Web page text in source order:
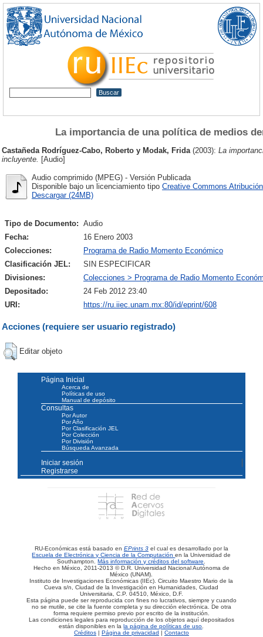
La importancia de una política de medios
Castañeda Rodríguez-Cabo, Roberto y Modak, Frida (2003): La
incluyente.
[Audio]
Audio comprimido (MPEG) - Versión Publicada
Disponible bajo un licenciamiento tipo Creative Commons
Descargar (24MB)
Tipo de Documento: Audio
Fecha:
16 Enero 2003
Colecciones:
Programa de Radio Momento Económico
Clasificación JEL:
SIN ESPECIFICAR
Divisiones:
Colecciones > Programa de Radio Momento
Depositado:
24 Feb 2012 23:40
URI:
https://ru.iiec.unam.mx:80/id/eprint/608
Acciones (requiere ser usuario registrado)
Editar objeto
Página Inicial
Acerca de
Políticas de uso
Manual de depósito
Consultas
Por Autor
Por Año
Por Clasificación JEL
Por Colección
Por División
Búsqueda Avanzada
Iniciar sesión
Registrarse
RU-Económicas está basado en EPrints 3 el cual es desarrollado por la
Escuela de Electrónica y Ciencia de la Computaciónen la Universidad de
Southampton.Más información y créditos del software.
Hecho en México, 2011-2013 © D.R. Universidad Nacional Autónoma de
México (UNAM).
Instituto de Investigaciones Económicas (IIEc). Circuito Maestro Mario de la
Cueva s/n, Ciudad de la Investigación en Humanidades, Ciudad
Universitaria, C.P. 04510, México, D.F.
Esta página puede ser reproducida con fines no lucrativos, siempre y cuando
no se mutile, se cite la fuente completa y su dirección electrónica. De otra
forma requiere permiso previo por escrito de la institución.
Las condiciones legales para reproducción de los objetos aquí depositados
están disponibles en lala página de políticas de uso.
Créditos| Página de privacidad | Contacto